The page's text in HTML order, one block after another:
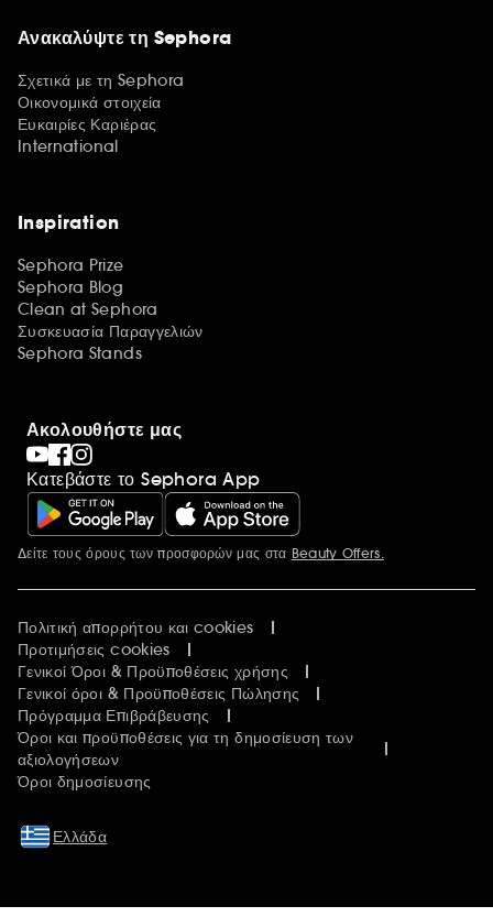
Ανακαλύψτε τη Sephora
Σχετικά με τη Sephora
Οικονομικά στοιχεία
Ευκαιρίες Καριέρας
International
Inspiration
Sephora Prize
Sephora Blog
Clean at Sephora
Συσκευασία Παραγγελιών
Sephora Stands
Ακολουθήστε μας
Κατεβάστε το Sephora App
Περισσότερες πληροφορίες
Δείτε τους όρους των προσφορών μας στα Beauty Offers.
Πολιτική απορρήτου και cookies
Προτιμήσεις cookies
Γενικοί Όροι & Προϋποθέσεις χρήσης
Γενικοί όροι & Προϋποθέσεις Πώλησης
Πρόγραμμα Επιβράβευσης
Όροι και προϋποθέσεις για τη δημοσίευση των
αξιολογήσεων
Όροι δημοσίευσης
Ελλάδα